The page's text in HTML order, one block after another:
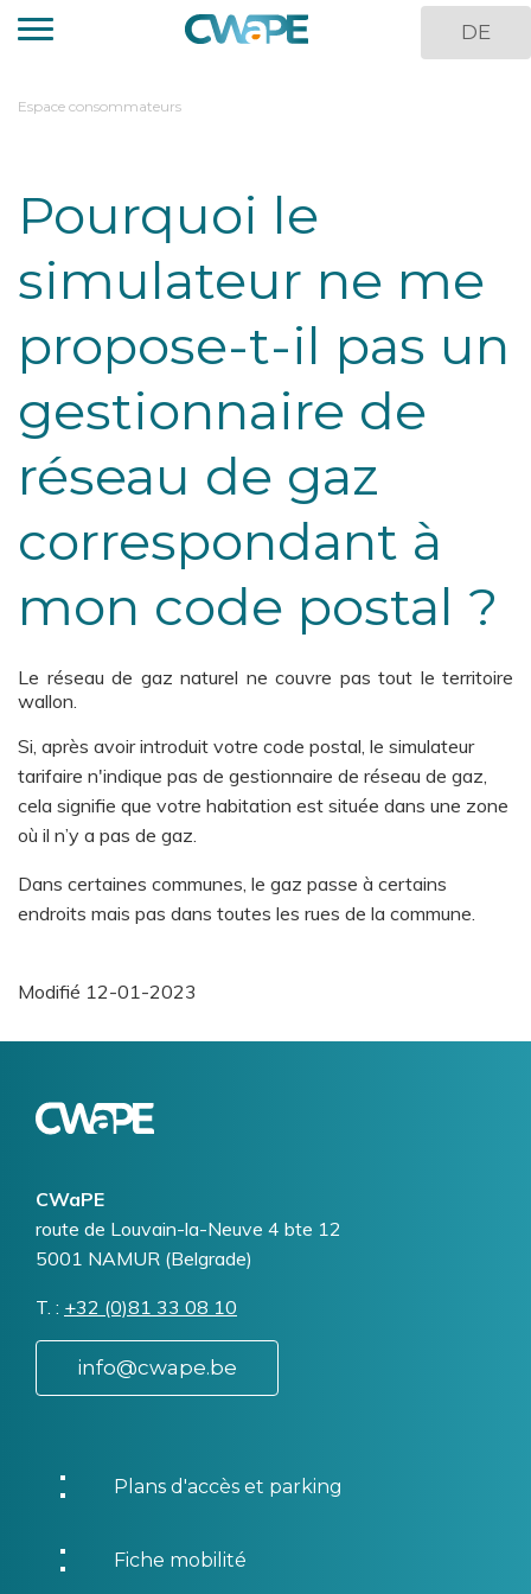
Aller
au
principal
DE
You
Espace consommateurs
Pourquoi le
simulateur ne me
propose-t-il pas un
gestionnaire de
réseau de gaz
correspondant à
mon code postal ?
Le réseau de gaz naturel ne couvre pas tout le territoire
wallon.
Si, après avoir introduit votre code postal, le simulateur
tarifaire n'indique pas de gestionnaire de réseau de gaz,
cela signifie que votre habitation est située dans une zone
où il n’y a pas de gaz.
Dans certaines communes, le gaz passe à certains
endroits mais pas dans toutes les rues de la commune.
Modifié 12-01-2023
CWaPE
Addresse
route de Louvain-la-Neuve 4 bte 12
5001 NAMUR (Belgrade)
T. Téléphone
+32 (0)81 33 08 10
info@cwape.be
Plans d'accès et parking
Fiche mobilité